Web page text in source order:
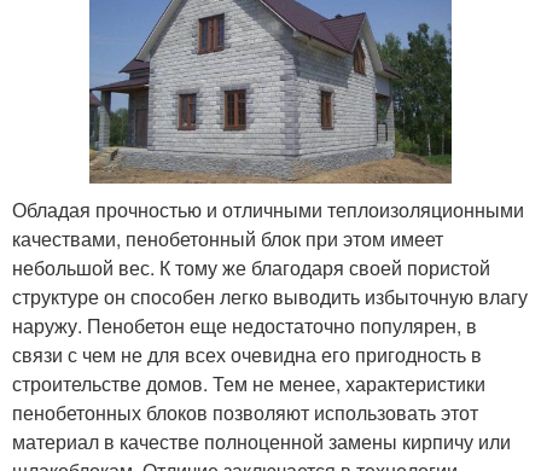
Обладая прочностью и отличными теплоизоляционными
качествами, пенобетонный блок при этом имеет
небольшой вес. К тому же благодаря своей пористой
структуре он способен легко выводить избыточную влагу
наружу. Пенобетон еще недостаточно популярен, в
связи с чем не для всех очевидна его пригодность в
строительстве домов. Тем не менее, характеристики
пенобетонных блоков позволяют использовать этот
материал в качестве полноценной замены кирпичу или